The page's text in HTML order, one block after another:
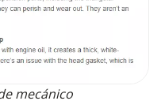
mecánico